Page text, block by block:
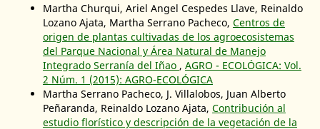
Martha Churqui, Ariel Angel Cespedes Llave, Reinaldo
Lozano Ajata, Martha Serrano Pacheco, Centros de
origen de plantas cultivadas de los agroecosistemas
del Parque Nacional y Área Natural de Manejo
Integrado Serranía del Iñao , AGRO - ECOLÓGICA: Vol.
2 Núm. 1 (2015): AGRO-ECOLÓGICA
Martha Serrano Pacheco, J. Villalobos, Juan Alberto
Peñaranda, Reinaldo Lozano Ajata, Contribución al
estudio florístico y descripción de la vegetación de la